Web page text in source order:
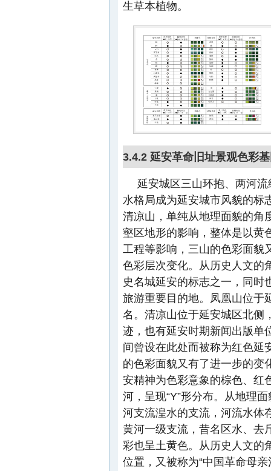
生草本植物。
3.4.2 延安革命旧址景观色彩
延安城区三山环抱、两河
水格局成为延安城市风貌的标
清凉山，单纯从地理面貌的角
壑区地形的影响，整体是以黄
工程等影响，三山的色彩面貌
色彩层次变化。从历史人文的
史名城延安的标志之一，同时
旅游重要目的地。凤凰山位于
名。清凉山位于延安城区北侧
迹，也有延安时期新闻出版单
间曾设在此处而被称为红色延
的色彩面貌又有了进一步的变
安精神为色彩意象的棕色、红
河，呈现“Y”形分布。从地理
河支流湟水的支流，河流水体
黄河一级支流，昔名区水、去
彩也呈土黄色。从历史人文的
位置，又被称为“中国革命母